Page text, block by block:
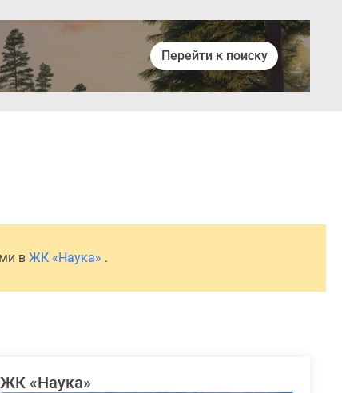
Перейти к поиску
в ЖК «Наука» .
ЖК «Наука»